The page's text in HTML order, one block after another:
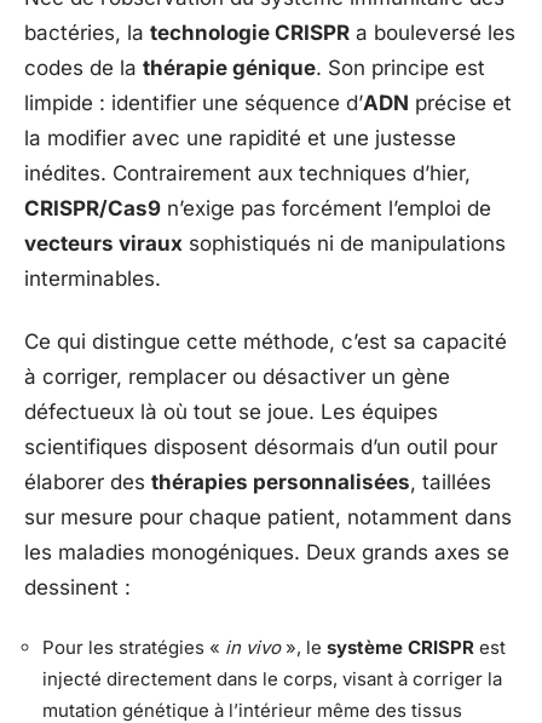
bactéries, la technologie CRISPR a bouleversé les
codes de la thérapie génique. Son principe est
limpide : identifier une séquence d’ADN précise et
la modifier avec une rapidité et une justesse
inédites. Contrairement aux techniques d’hier,
CRISPR/Cas9 n’exige pas forcément l’emploi de
vecteurs viraux sophistiqués ni de manipulations
interminables.
Ce qui distingue cette méthode, c’est sa capacité
à corriger, remplacer ou désactiver un gène
défectueux là où tout se joue. Les équipes
scientifiques disposent désormais d’un outil pour
élaborer des thérapies personnalisées, taillées
sur mesure pour chaque patient, notamment dans
les maladies monogéniques. Deux grands axes se
dessinent :
Pour les stratégies « in vivo», le système CRISPR est
injecté directement dans le corps, visant à corriger la
mutation génétique à l’intérieur même des tissus